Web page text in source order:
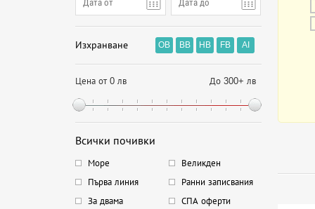
Изхранване OB BB HB FB AI
Цена от 0 лв До 300+ лв
Всички почивки
Море
Великден
Първа линия
Ранни записвания
За двама
СПА оферти